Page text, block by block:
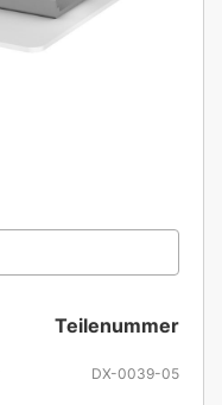
Teilenummer
DX-0039-05